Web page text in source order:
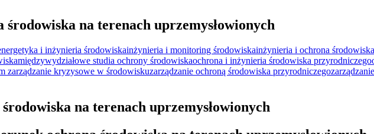
na terenach uprzemysłowionych
i inżynieria środowiskainżynieria i monitoring środowiskainżynieria i ochrona środowiska
międzywydziałowe studia ochrony środowiskaochrona i inżynieria środowiska przyrodniczego
zarządzanie kryzysowe w środowiskuzarządzanie ochroną środowiska przyrodniczego
na terenach uprzemysłowionych